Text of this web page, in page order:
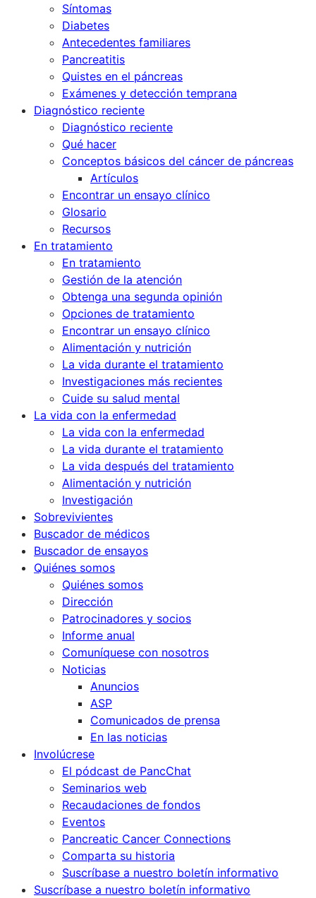
Síntomas
Diabetes
Antecedentes familiares
Pancreatitis
Quistes en el páncreas
Exámenes y detección temprana
Diagnóstico reciente
Diagnóstico reciente
Qué hacer
Conceptos básicos del cáncer de páncreas
Artículos
Encontrar un ensayo clínico
Glosario
Recursos
En tratamiento
En tratamiento
Gestión de la atención
Obtenga una segunda opinión
Opciones de tratamiento
Encontrar un ensayo clínico
Alimentación y nutrición
La vida durante el tratamiento
Investigaciones más recientes
Cuide su salud mental
La vida con la enfermedad
La vida con la enfermedad
La vida durante el tratamiento
La vida después del tratamiento
Alimentación y nutrición
Investigación
Sobrevivientes
Buscador de médicos
Buscador de ensayos
Quiénes somos
Quiénes somos
Dirección
Patrocinadores y socios
Informe anual
Comuníquese con nosotros
Noticias
Anuncios
ASP
Comunicados de prensa
En las noticias
Involúcrese
El pódcast de PancChat
Seminarios web
Recaudaciones de fondos
Eventos
Pancreatic Cancer Connections
Comparta su historia
Suscríbase a nuestro boletín informativo
Suscríbase a nuestro boletín informativo